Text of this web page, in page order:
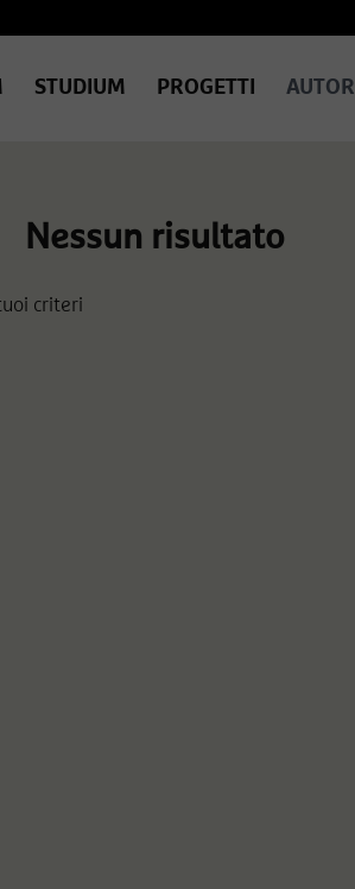
STUDIUM PROGETTI AUTORI
Nessun risultato
criteri